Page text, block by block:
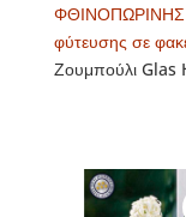
φύτευσης σε
Ζουμπούλι